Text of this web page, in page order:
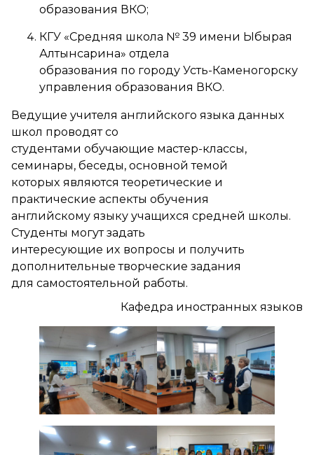
образования ВКО;
КГУ «Средняя школа № 39 имени Ыбырая
Алтынсарина» отдела
образования по городу Усть-Каменогорску
управления образования ВКО.
Ведущие учителя английского языка данных
школ проводят со
студентами обучающие мастер-классы,
семинары, беседы, основной темой
которых являются теоретические и
практические аспекты обучения
английскому языку учащихся средней школы.
Студенты могут задать
интересующие их вопросы и получить
дополнительные творческие задания
для самостоятельной работы.
Кафедра иностранных языков